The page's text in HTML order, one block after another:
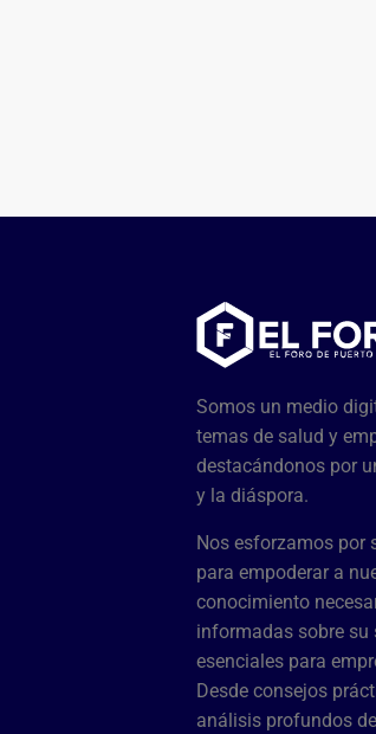
Somos un medio
temas de salud y
destacándonos por
y la diáspora.
Nos esforzamos por
para empoderar a
conocimiento
informadas sobre su
esenciales para
Desde consejos
análisis profundos